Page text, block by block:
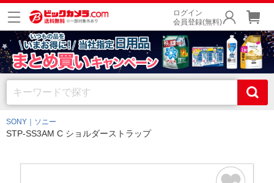
ログイン
会員登録(無料)
SONY｜ソニー
STP-SS3AM C ショルダーストラップ